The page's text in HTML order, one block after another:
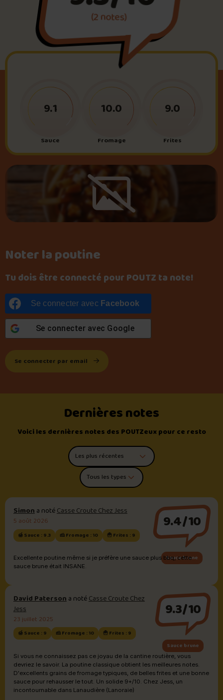
Foire aux questions
Me connecter
(2 notes)
Noter la poutine
Tu dois être connecté pour POUTZ ta note!
Se connecter avec Facebook
Se connecter avec Google
Se connecter par email
Sauce
9.1
Fromage
10.0
Frites
9.0
Dernières notes
Voici les dernières notes des POUTZeux pour ce resto
Trier les commentaires
Filtrer par type de poutine
Simona notéCasse Croute Chez Jess
5 août 2026
🍯 Sauce : 9.3 🧀 Fromage : 10 🍟 Frites : 9
9.4/10
Sauce brune
Excellente poutine même si je préfère une sauce plus bbq, cette
sauce brune était INSANE.
David Patersona notéCasse Croute Chez
Jess
23 juillet 2025
🍯 Sauce : 9 🧀 Fromage : 10 🍟 Frites : 9
9.3/10
Sauce brune
Si vous ne connaissez pas ce joyau de la cantine routière, vous
devriez le savoir. La poutine classique obtient les meilleures notes.
D'excellents grains de fromage typiques, de belles frites et une bonne
sauce pour rehausser le tout. Un solide 9+/10. Chez Jess, un
incontournable dans Lanaudière (Lanoraie)